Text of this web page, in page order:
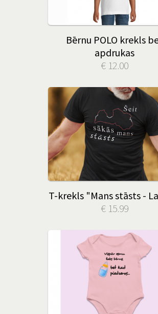
Bērnu POLO krekls
apdrukas
€ 12.00
T-krekls "Mans stāsts -
€ 15.99